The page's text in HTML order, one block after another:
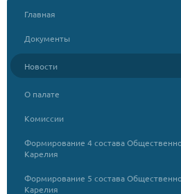
Главная
Документы
Новости
О палате
Комиссии
Формирование 4 состава
Карелия
Формирование 5 состава
Карелия